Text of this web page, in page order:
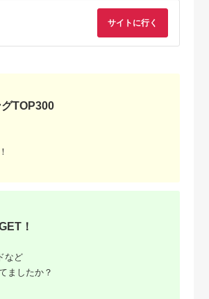
さと納
鎌倉山
サイトに行く
TOP300
！
など
ましたか？